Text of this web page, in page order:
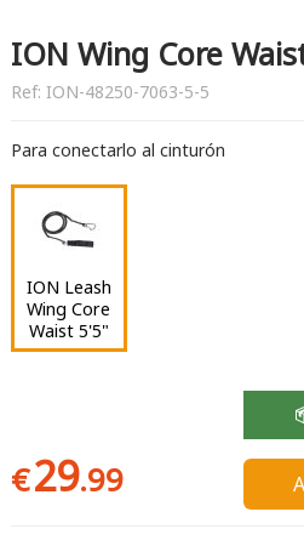
ION Wing Core
Ref: ION-48250-7063-5-5
Para conectarlo al cinturón
ION Leash
Wing Core
Waist 5'5"
€29.99